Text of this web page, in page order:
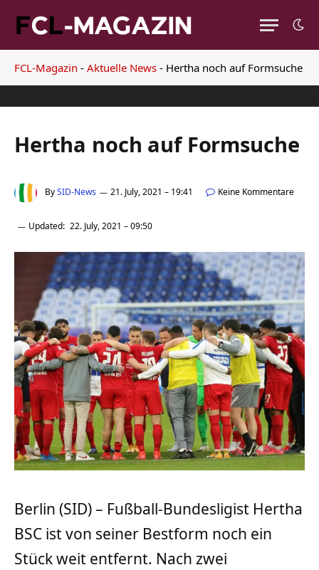
FCL-Magazin - Aktuelle News - Hertha noch auf Formsuche
Hertha noch auf Formsuche
BySID-News 21. July, 2021 – 19:41 Keine Kommentare
Updated: 22. July, 2021 – 09:50
Berlin (SID) – Fußball-Bundesligist Hertha
BSC ist von seiner Bestform noch ein
Stück weit entfernt. Nach zwei